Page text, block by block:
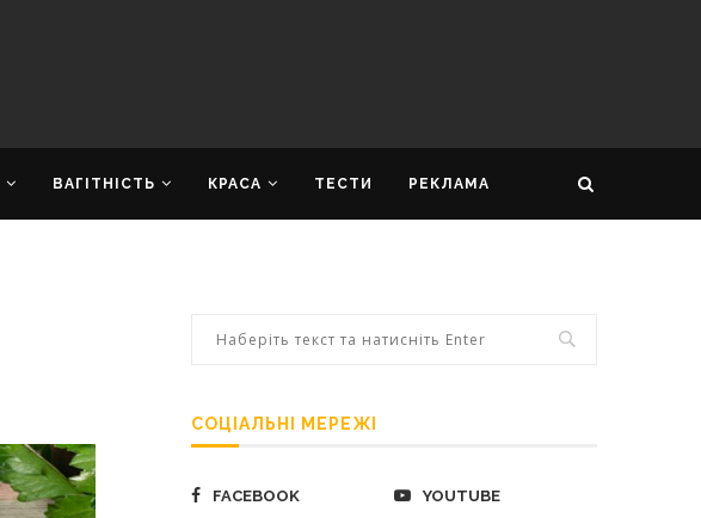
ВАГІТНІСТЬ КРАСА ТЕСТИ РЕКЛАМА
СОЦІАЛЬНІ МЕРЕЖІ
FACEBOOK YOUTUBE